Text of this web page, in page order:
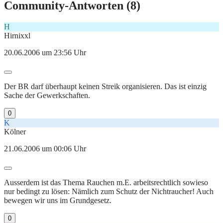
Community-Antworten (8)
H
Hirnixxl
20.06.2006 um 23:56 Uhr
Der BR darf überhaupt keinen Streik organisieren. Das ist einzig
Sache der Gewerkschaften.
0
K
Kölner
21.06.2006 um 00:06 Uhr
Ausserdem ist das Thema Rauchen m.E. arbeitsrechtlich sowieso
nur bedingt zu lösen: Nämlich zum Schutz der Nichtraucher! Auch
bewegen wir uns im Grundgesetz.
0